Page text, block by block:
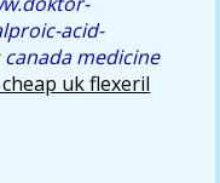
acid-
medicine
uk flexeril